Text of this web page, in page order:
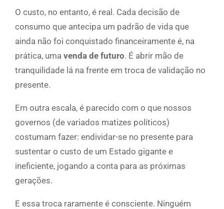
O custo, no entanto, é real. Cada decisão de
consumo que antecipa um padrão de vida que
ainda não foi conquistado financeiramente é, na
prática, uma venda de futuro. É abrir mão de
tranquilidade lá na frente em troca de validação no
presente.
Em outra escala, é parecido com o que nossos
governos (de variados matizes políticos)
costumam fazer: endividar-se no presente para
sustentar o custo de um Estado gigante e
ineficiente, jogando a conta para as próximas
gerações.
E essa troca raramente é consciente. Ninguém